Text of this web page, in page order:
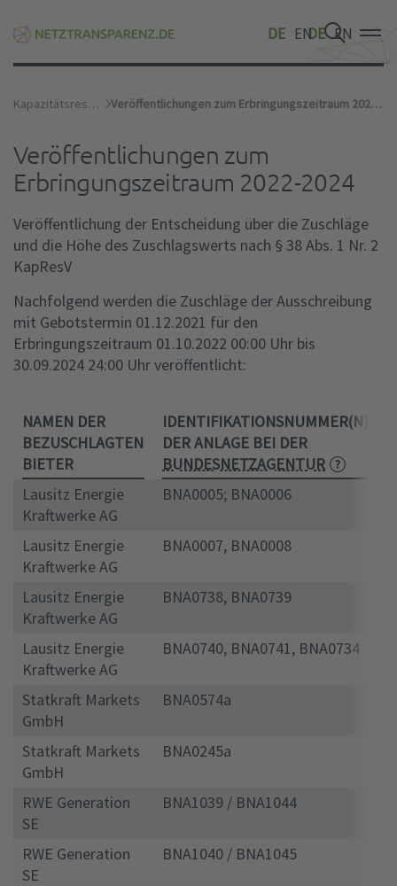
DE EN
DE EN
DE EN
Kapazitätsreserve Veröffentlichungen zum Erbringungszeitraum 2022-2024
Veröffentlichungen zum
Erbringungszeitraum 2022-2024
Veröffentlichung der Entscheidung über die Zuschläge
und die Höhe des Zuschlagswerts nach § 38 Abs. 1 Nr. 2
KapResV
Nachfolgend werden die Zuschläge der Ausschreibung
mit Gebotstermin 01.12.2021 für den
Erbringungszeitraum 01.10.2022 00:00 Uhr bis
30.09.2024 24:00 Uhr veröffentlicht:
NAMEN DER
BEZUSCHLAGTEN
BIETER
IDENTIFIKATIONSNUMMER(N)
DER ANLAGE BEI DER
BUNDESNETZAGENTUR
Lausitz Energie
Kraftwerke AG
BNA0005; BNA0006
Lausitz Energie
Kraftwerke AG
BNA0007, BNA0008
Lausitz Energie
Kraftwerke AG
BNA0738, BNA0739
Lausitz Energie
Kraftwerke AG
BNA0740, BNA0741, BNA0734
Statkraft Markets
GmbH
BNA0574a
Statkraft Markets
GmbH
BNA0245a
RWE Generation
SE
BNA1039 / BNA1044
RWE Generation
SE
BNA1040 / BNA1045